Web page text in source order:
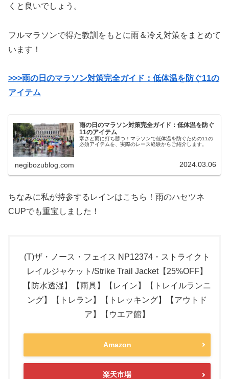
くと良いでしょう。
フルマラソンで得た教訓をもとに雨＆冷え対策をまとめて
います！
>>>雨の日のマラソン対策完全ガイド：低体温を防ぐ11の
アイテム
雨の日のマラソン対策完全ガイド：低体温を防ぐ
11のアイテム
寒さと雨に打ち勝つ！マラソンで低体温を防ぐための11の
必須アイテムを、実際のレース経験からご紹介します。
negibozublog.com 2024.03.06
ちなみに私が持参するレインはこちら！雨のハセツネ
CUPでも重宝しました！
(T)ザ・ノース・フェイス NP12374・ストライクト
レイルジャケット/Strike Trail Jacket【25%OFF】
【防水透湿】【雨具】【レイン】【トレイルランニ
ング】【トレラン】【トレッキング】【アウトド
ア】【ウエア館】
Amazon
楽天市場